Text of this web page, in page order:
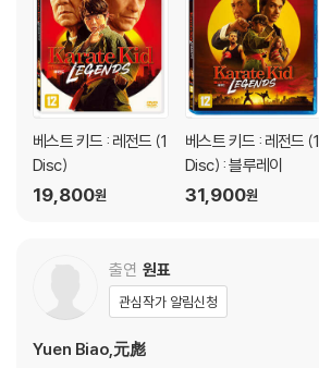
베스트 키드 : 레전드 (1
Disc)
19,800원
베스트 키드 : 레전드 (1
Disc) : 블루레이
31,900원
출연 원표
관심작가 알림신청
Yuen Biao,元彪